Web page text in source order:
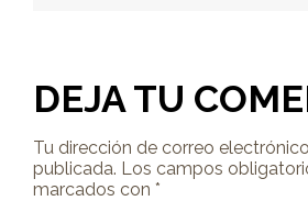
DEJA TU
Tu dirección de correo
publicada. Los campos
marcados con *